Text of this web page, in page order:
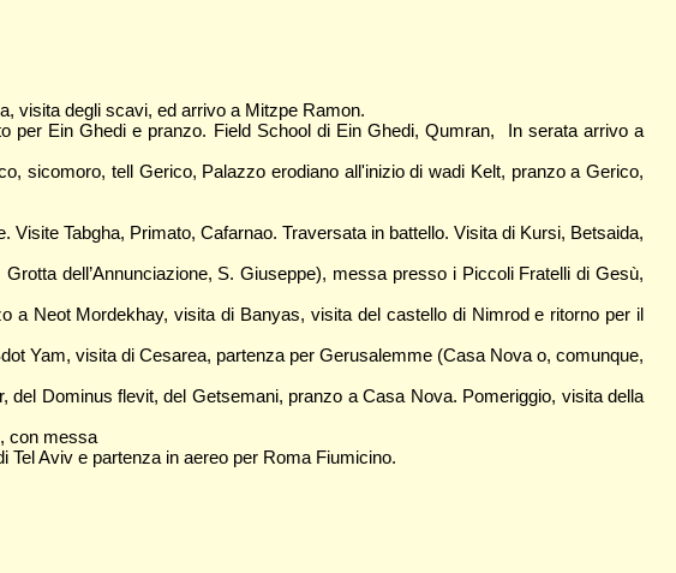
visita degli scavi, ed arrivo a Mitzpe Ramon.
per Ein Ghedi e pranzo. Field School di Ein Ghedi, Qumran, In serata arrivo a
sicomoro, tell Gerico, Palazzo erodiano all'inizio di wadi Kelt, pranzo a Gerico,
Tabgha, Primato, Cafarnao. Traversata in battello. Visita di Kursi, Betsaida,
dell’Annunciazione, S. Giuseppe), messa presso i Piccoli Fratelli di Gesù,
a Neot Mordekhay, visita di Banyas, visita del castello di Nimrod e ritorno per il
Yam, visita di Cesarea, partenza per Gerusalemme (Casa Nova o, comunque,
Dominus flevit, del Getsemani, pranzo a Casa Nova. Pomeriggio, visita della
con messa
Aviv e partenza in aereo per Roma Fiumicino.